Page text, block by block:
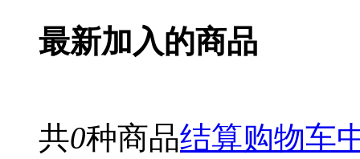
最新加入的商品
共0种商品结算购物车